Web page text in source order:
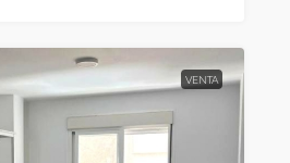
VENTA